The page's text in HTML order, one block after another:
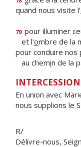
quand nous visite l'
79 pour illuminer
et l'ombre de la
pour conduire nos
au chemin de la
INTERCESSION
En union avec
nous supplions le
R/
Délivre-nous,